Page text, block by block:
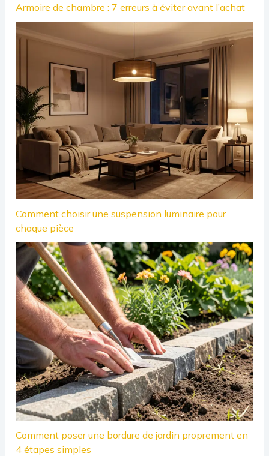
Armoire de chambre : 7 erreurs à éviter avant l’achat
Comment choisir une suspension luminaire pour
chaque pièce
Comment poser une bordure de jardin proprement en
4 étapes simples